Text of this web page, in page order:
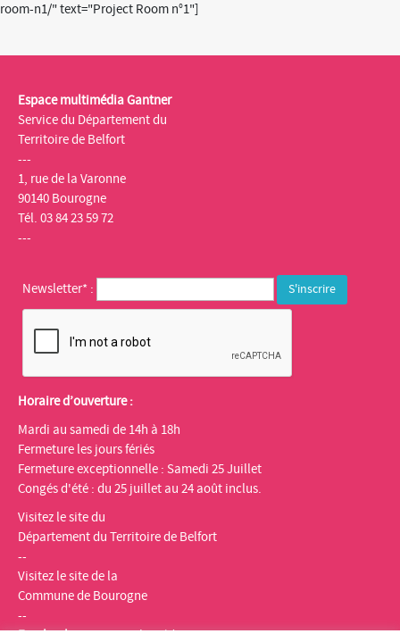
room-n1/" text="Project Room n°1"]
Espace multimédia Gantner
Service du Département du
Territoire de Belfort
---
1, rue de la Varonne
90140 Bourogne
Tél. 03 84 23 59 72
---
Newsletter* :
Horaire d’ouverture :
Mardi au samedi de 14h à 18h
Fermeture les jours fériés
Fermeture exceptionnelle : Samedi 25 Juillet
Congés d'été : du 25 juillet au 24 août inclus.
Visitez le site du
Département du Territoire de Belfort
--
Visitez le site de la
Commune de Bourogne
--
Facebook:Espace multimédia Gantner